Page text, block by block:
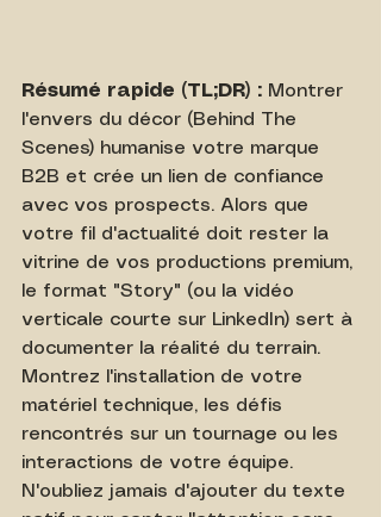
Résumé rapide (TL;DR) : Montrer
l'envers du décor (Behind The
Scenes) humanise votre marque
B2B et crée un lien de confiance
avec vos prospects. Alors que
votre fil d'actualité doit rester la
vitrine de vos productions premium,
le format "Story" (ou la vidéo
verticale courte sur LinkedIn) sert à
documenter la réalité du terrain.
Montrez l'installation de votre
matériel technique, les défis
rencontrés sur un tournage ou les
interactions de votre équipe.
N'oubliez jamais d'ajouter du texte